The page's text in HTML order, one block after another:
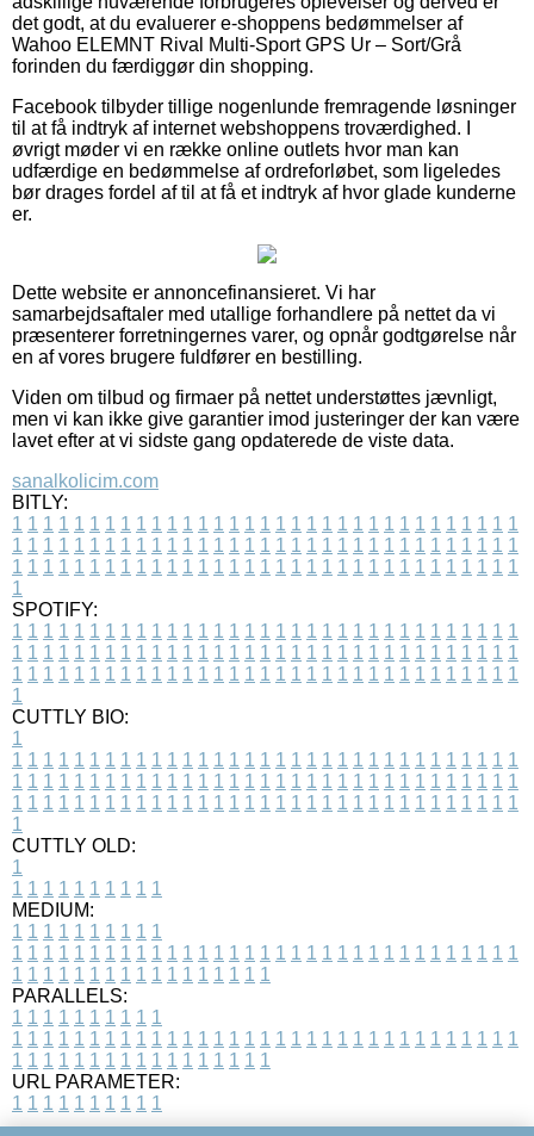
det godt, at du evaluerer e-shoppens bedømmelser af
Wahoo ELEMNT Rival Multi-Sport GPS Ur – Sort/Grå
forinden du færdiggør din shopping.
Facebook tilbyder tillige nogenlunde fremragende løsninger
til at få indtryk af internet webshoppens troværdighed. I
øvrigt møder vi en række online outlets hvor man kan
udfærdige en bedømmelse af ordreforløbet, som ligeledes
bør drages fordel af til at få et indtryk af hvor glade kunderne
er.
Dette website er annoncefinansieret. Vi har
samarbejdsaftaler med utallige forhandlere på nettet da vi
præsenterer forretningernes varer, og opnår godtgørelse når
en af vores brugere fuldfører en bestilling.
Viden om tilbud og firmaer på nettet understøttes jævnligt,
men vi kan ikke give garantier imod justeringer der kan være
lavet efter at vi sidste gang opdaterede de viste data.
sanalkolicim.com
BITLY:
1 1 1 1 1 1 1 1 1 1 1 1 1 1 1 1 1 1 1 1 1 1 1 1 1 1 1 1 1 1 1 1 1
1 1 1 1 1 1 1 1 1 1 1 1 1 1 1 1 1 1 1 1 1 1 1 1 1 1 1 1 1 1 1 1 1
1 1 1 1 1 1 1 1 1 1 1 1 1 1 1 1 1 1 1 1 1 1 1 1 1 1 1 1 1 1 1 1 1
1
SPOTIFY:
1 1 1 1 1 1 1 1 1 1 1 1 1 1 1 1 1 1 1 1 1 1 1 1 1 1 1 1 1 1 1 1 1
1 1 1 1 1 1 1 1 1 1 1 1 1 1 1 1 1 1 1 1 1 1 1 1 1 1 1 1 1 1 1 1 1
1 1 1 1 1 1 1 1 1 1 1 1 1 1 1 1 1 1 1 1 1 1 1 1 1 1 1 1 1 1 1 1 1
1
CUTTLY BIO:
1
1 1 1 1 1 1 1 1 1 1 1 1 1 1 1 1 1 1 1 1 1 1 1 1 1 1 1 1 1 1 1 1 1
1 1 1 1 1 1 1 1 1 1 1 1 1 1 1 1 1 1 1 1 1 1 1 1 1 1 1 1 1 1 1 1 1
1 1 1 1 1 1 1 1 1 1 1 1 1 1 1 1 1 1 1 1 1 1 1 1 1 1 1 1 1 1 1 1 1
1
CUTTLY OLD:
1
1 1 1 1 1 1 1 1 1 1
MEDIUM:
1 1 1 1 1 1 1 1 1 1
1 1 1 1 1 1 1 1 1 1 1 1 1 1 1 1 1 1 1 1 1 1 1 1 1 1 1 1 1 1 1 1 1
1 1 1 1 1 1 1 1 1 1 1 1 1 1 1 1 1
PARALLELS:
1 1 1 1 1 1 1 1 1 1
1 1 1 1 1 1 1 1 1 1 1 1 1 1 1 1 1 1 1 1 1 1 1 1 1 1 1 1 1 1 1 1 1
1 1 1 1 1 1 1 1 1 1 1 1 1 1 1 1 1
URL PARAMETER:
1 1 1 1 1 1 1 1 1 1